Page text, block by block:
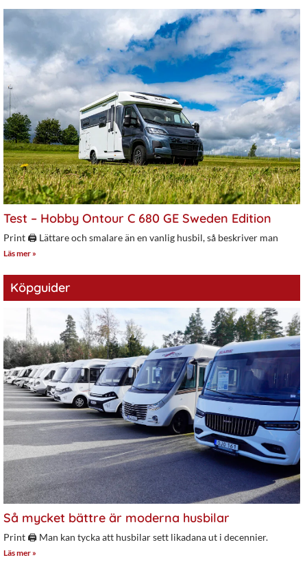
Test – Hobby Ontour C 680 GE Sweden Edition
Print 🖨 Lättare och smalare än en vanlig husbil, så beskriver man
Läs mer »
Köpguider
Så mycket bättre är moderna husbilar
Print 🖨 Man kan tycka att husbilar sett likadana ut i decennier.
Läs mer »